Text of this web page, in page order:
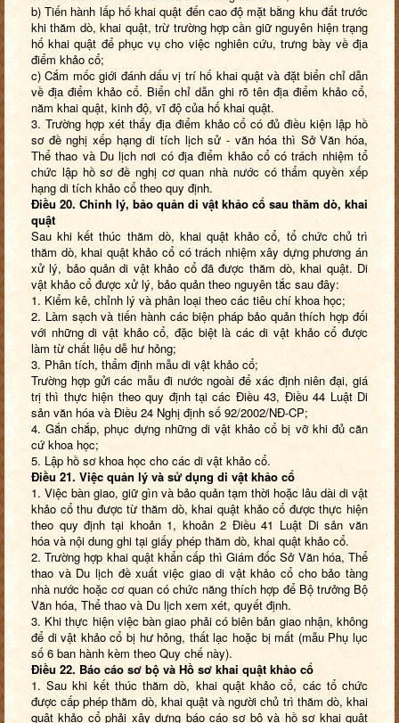
b) Tiến hành lấp hố khai quật đến cao độ mặt bằng khu đất trước
khi thăm dò, khai quật, trừ trường hợp cần giữ nguyên hiện trạng
hố khai quật để phục vụ cho việc nghiên cứu, trưng bày về địa
điểm khảo cổ;
c) Cắm mốc giới đánh dấu vị trí hố khai quật và đặt biển chỉ dẫn
về địa điểm khảo cổ. Biển chỉ dẫn ghi rõ tên địa điểm khảo cổ,
năm khai quật, kinh độ, vĩ độ của hố khai quật.
3. Trường hợp xét thấy địa điểm khảo cổ có đủ điều kiện lập hồ
sơ đề nghị xếp hạng di tích lịch sử - văn hóa thì Sở Văn hóa,
Thể thao và Du lịch nơi có địa điểm khảo cổ có trách nhiệm tổ
chức lập hồ sơ đề nghị cơ quan nhà nước có thẩm quyền xếp
hạng di tích khảo cổ theo quy định.
Điều 20. Chỉnh lý, bảo quản di vật khảo cổ sau thăm dò, khai
quật
Sau khi kết thúc thăm dò, khai quật khảo cổ, tổ chức chủ trì
thăm dò, khai quật khảo cổ có trách nhiệm xây dựng phương án
xử lý, bảo quản di vật khảo cổ đã được thăm dò, khai quật. Di
vật khảo cổ được xử lý, bảo quản theo nguyên tắc sau đây:
1. Kiểm kê, chỉnh lý và phân loại theo các tiêu chí khoa học;
2. Làm sạch và tiến hành các biện pháp bảo quản thích hợp đối
với những di vật khảo cổ, đặc biệt là các di vật khảo cổ được
làm từ chất liệu dễ hư hỏng;
3. Phân tích, thẩm định mẫu di vật khảo cổ;
Trường hợp gửi các mẫu đi nước ngoài để xác định niên đại, giá
trị thì thực hiện theo quy định tại các Điều 43, Điều 44 Luật Di
sản văn hóa và Điều 24 Nghị định số 92/2002/NĐ-CP;
4. Gắn chắp, phục dựng những di vật khảo cổ bị vỡ khi đủ căn
cứ khoa học;
5. Lập hồ sơ khoa học cho các di vật khảo cổ.
Điều 21. Việc quản lý và sử dụng di vật khảo cổ
1. Việc bàn giao, giữ gìn và bảo quản tạm thời hoặc lâu dài di vật
khảo cổ thu được từ thăm dò, khai quật khảo cổ được thực hiện
theo quy định tại khoản 1, khoản 2 Điều 41 Luật Di sản văn
hóa và nội dung ghi tại giấy phép thăm dò, khai quật khảo cổ.
2. Trường hợp khai quật khẩn cấp thì Giám đốc Sở Văn hóa, Thể
thao và Du lịch đề xuất việc giao di vật khảo cổ cho bảo tàng
nhà nước hoặc cơ quan có chức năng thích hợp để Bộ trưởng Bộ
Văn hóa, Thể thao và Du lịch xem xét, quyết định.
3. Khi thực hiện việc bàn giao phải có biên bản giao nhận, không
để di vật khảo cổ bị hư hỏng, thất lạc hoặc bị mất (mẫu Phụ lục
số 6 ban hành kèm theo Quy chế này).
Điều 22. Báo cáo sơ bộ và Hồ sơ khai quật khảo cổ
1. Sau khi kết thúc thăm dò, khai quật khảo cổ, các tổ chức
được cấp phép thăm dò, khai quật và người chủ trì thăm dò, khai
quật khảo cổ phải xây dựng báo cáo sơ bộ và hồ sơ khai quật